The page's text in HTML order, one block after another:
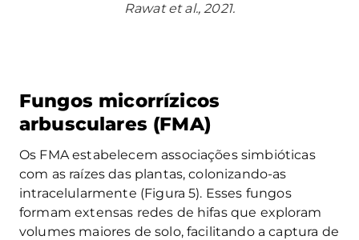
Rawat et al., 2021.
Fungos micorrízicos
arbusculares (FMA)
Os FMA estabelecem associações simbióticas
com as raízes das plantas, colonizando-as
intracelularmente (Figura 5). Esses fungos
formam extensas redes de hifas que exploram
volumes maiores de solo, facilitando a captura de